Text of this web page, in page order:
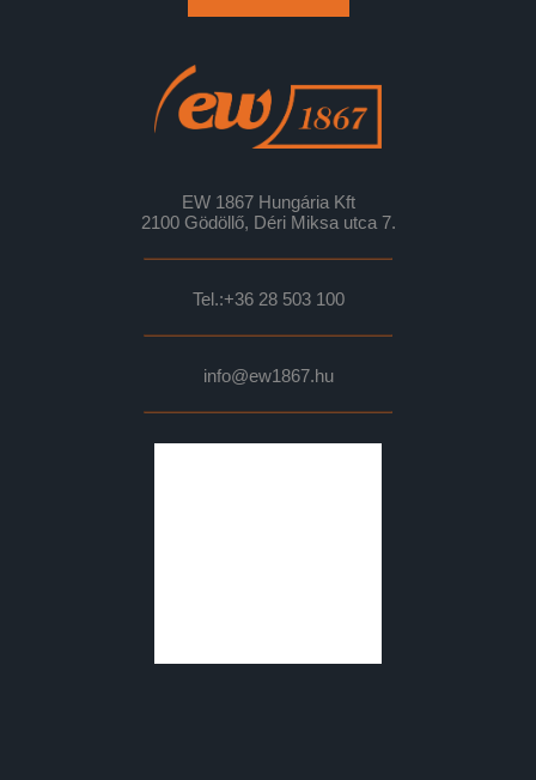
EW 1867 Hungária Kft
2100 Gödöllő, Déri Miksa utca 7.
Tel.:+36 28 503 100
info@ew1867.hu